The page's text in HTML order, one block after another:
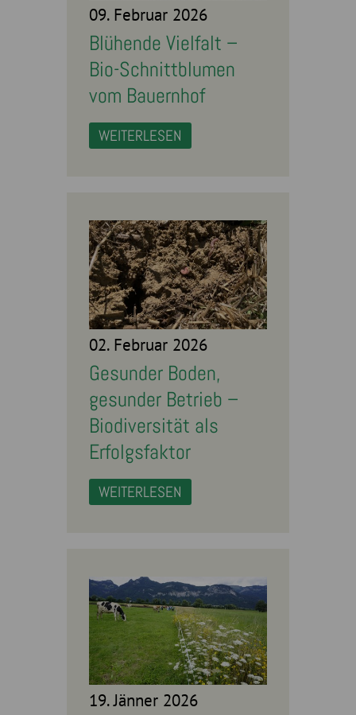
09. Februar 2026
Blühende Vielfalt –
Bio-Schnittblumen
vom Bauernhof
WEITERLESEN
02. Februar 2026
Gesunder Boden,
gesunder Betrieb –
Biodiversität als
Erfolgsfaktor
WEITERLESEN
19. Jänner 2026